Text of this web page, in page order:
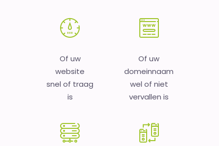
Of uw
website
snel of traag
is
Of uw
domeinnaam
wel of niet
vervallen is